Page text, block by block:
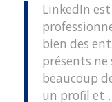
LinkedIn
bien des
présents ne
beaucoup
un profil et…